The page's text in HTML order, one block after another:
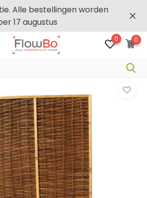
Alle bestellingen worden
17 augustus
0 0